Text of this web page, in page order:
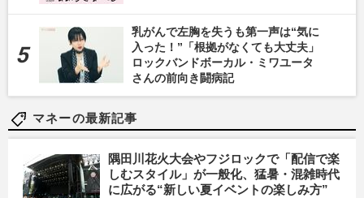
乳がんで左胸を失うも第一声は“気に
入った！”「根拠がなくても大丈夫」
ロックバンドボーカル・ミワユータ
さんの前向き闘病記
マネーの最新記事
隅田川花火大会やフジロックで「配信で楽
しむスタイル」が一般化、猛暑・混雑時代
に広がる“新しい夏イベントの楽しみ方”